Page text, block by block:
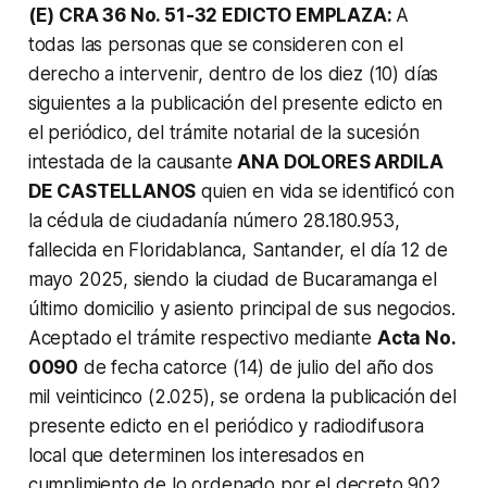
(E) CRA 36 No. 51-32 EDICTO EMPLAZA: A
todas las personas que se consideren con el
derecho a intervenir, dentro de los diez (10) días
siguientes a la publicación del presente edicto en
el periódico, del trámite notarial de la sucesión
intestada de la causanteANA DOLORES ARDILA
DE CASTELLANOS quien en vida se identificó con
la cédula de ciudadanía número 28.180.953,
fallecida en Floridablanca, Santander, el día 12 de
mayo 2025, siendo la ciudad de Bucaramanga el
último domicilio y asiento principal de sus negocios.
Aceptado el trámite respectivo mediante Acta No.
0090 de fecha catorce (14) de julio del año dos
mil veinticinco (2.025), se ordena la publicación del
presente edicto en el periódico y radiodifusora
local que determinen los interesados en